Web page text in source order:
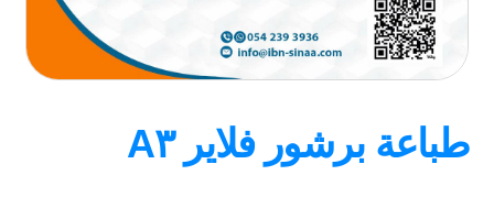
طباعة برشور فلاير A٣